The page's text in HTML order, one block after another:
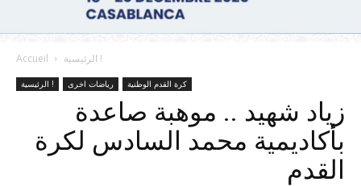
Accueil الرئيسية !
الرئيسية ! رياضات اخرى كرة القدم الوطنية
زياد شهيد .. موهبة صاعدة
بأكاديمية محمد السادس لكرة
القدم